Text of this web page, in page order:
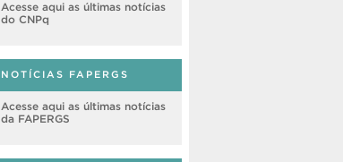
Acesse aqui as últimas notícias
do CNPq
NOTÍCIAS FAPERGS
Acesse aqui as últimas notícias
da FAPERGS